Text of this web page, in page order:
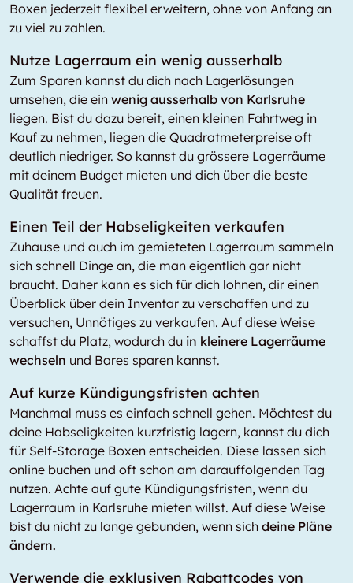
Boxen jederzeit flexibel erweitern, ohne von Anfang an
zu viel zu zahlen.
Nutze Lagerraum ein wenig ausserhalb
Zum Sparen kannst du dich nach Lagerlösungen
umsehen, die ein wenig ausserhalb von Karlsruhe
liegen. Bist du dazu bereit, einen kleinen Fahrtweg in
Kauf zu nehmen, liegen die Quadratmeterpreise oft
deutlich niedriger. So kannst du grössere Lagerräume
mit deinem Budget mieten und dich über die beste
Qualität freuen.
Einen Teil der Habseligkeiten verkaufen
Zuhause und auch im gemieteten Lagerraum sammeln
sich schnell Dinge an, die man eigentlich gar nicht
braucht. Daher kann es sich für dich lohnen, dir einen
Überblick über dein Inventar zu verschaffen und zu
versuchen, Unnötiges zu verkaufen. Auf diese Weise
schaffst du Platz, wodurch du in kleinere Lagerräume
wechseln und Bares sparen kannst.
Auf kurze Kündigungsfristen achten
Manchmal muss es einfach schnell gehen. Möchtest du
deine Habseligkeiten kurzfristig lagern, kannst du dich
für Self-Storage Boxen entscheiden. Diese lassen sich
online buchen und oft schon am darauffolgenden Tag
nutzen. Achte auf gute Kündigungsfristen, wenn du
Lagerraum in Karlsruhe mieten willst. Auf diese Weise
bist du nicht zu lange gebunden, wenn sich deine Pläne
ändern.
Verwende die exklusiven Rabattcodes von